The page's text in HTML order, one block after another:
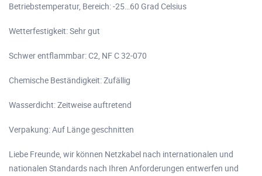
Betriebstemperatur, Bereich: -25…60 Grad Celsius
Wetterfestigkeit: Sehr gut
Schwer entflammbar: C2, NF C 32-070
Chemische Beständigkeit: Zufällig
Wasserdicht: Zeitweise auftretend
Verpakung: Auf Länge geschnitten
Liebe Freunde, wir können Netzkabel nach internationalen und
nationalen Standards nach Ihren Anforderungen entwerfen und